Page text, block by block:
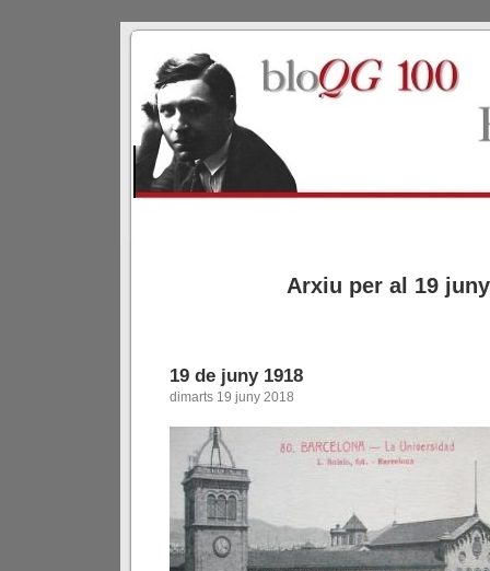
Arxiu per al 19
19 de juny 1918
dimarts 19 juny 2018